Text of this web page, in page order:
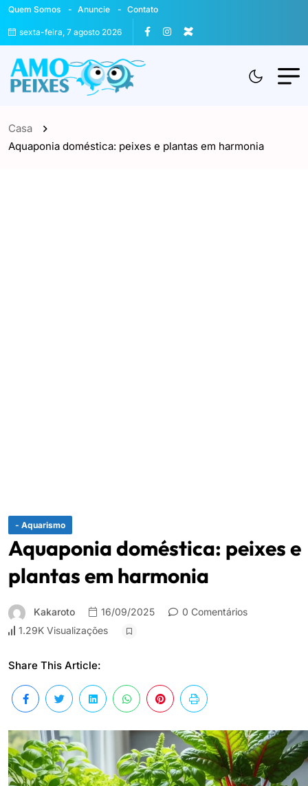
Quem Somos Anuncie Contato
sexta-feira, 7 agosto 2026
Casa
Aquaponia doméstica: peixes e plantas em harmonia
- Aquarismo
Aquaponia doméstica: peixes e
plantas em harmonia
Kakaroto 16/09/2025
0 Comentários
1.29K Visualizações
Share This Article: